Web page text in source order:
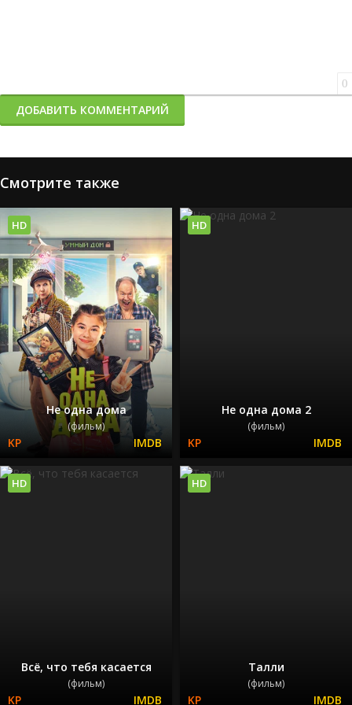
0
ДОБАВИТЬ КОММЕНТАРИЙ
Смотрите также
Не одна дома
(фильм)
HD
Не одна дома 2
(фильм)
HD
Всё, что тебя касается
(фильм)
HD
Талли
(фильм)
HD